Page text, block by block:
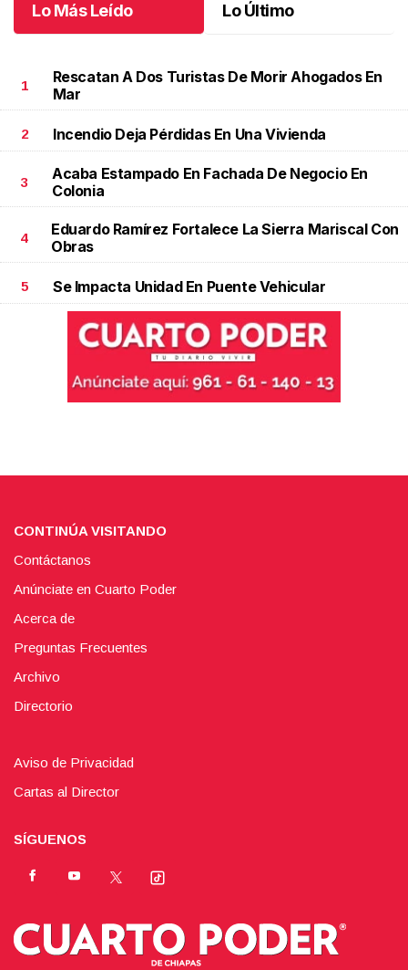
Lo Más Leído Lo Último
1
Rescatan A Dos Turistas De Morir Ahogados En
Mar
2 Incendio Deja Pérdidas En Una Vivienda
3
Acaba Estampado En Fachada De Negocio En
Colonia
4
Eduardo Ramírez Fortalece La Sierra Mariscal Con
Obras
5 Se Impacta Unidad En Puente Vehicular
CONTINÚA VISITANDO
Contáctanos
Anúnciate en Cuarto Poder
Acerca de
Preguntas Frecuentes
Archivo
Directorio
Aviso de Privacidad
Cartas al Director
SÍGUENOS